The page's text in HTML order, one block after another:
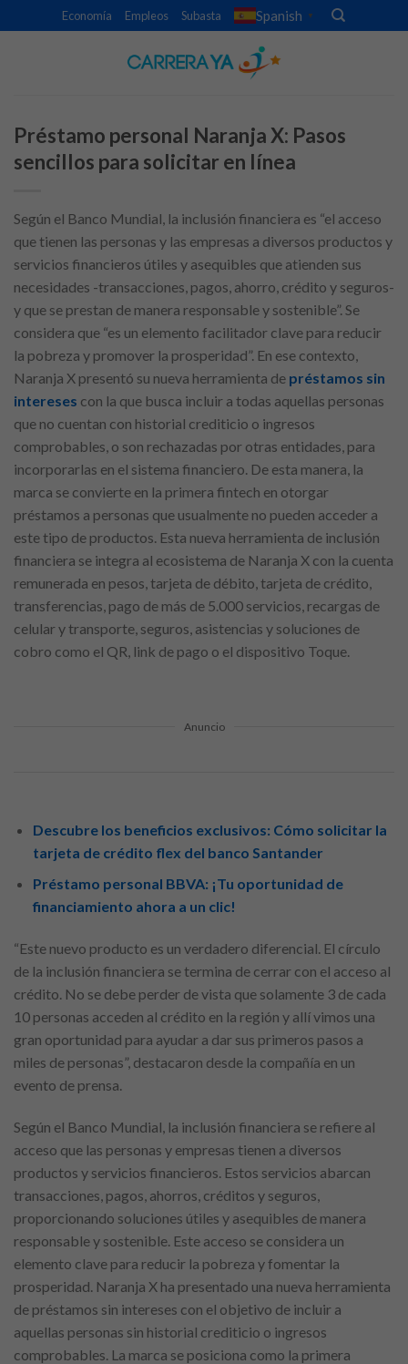
to
Economía Empleos Subasta Spanish ▼
Préstamo personal Naranja X: Pasos
sencillos para solicitar en línea
Según el Banco Mundial, la inclusión financiera es “el acceso
que tienen las personas y las empresas a diversos productos y
servicios financieros útiles y asequibles que atienden sus
necesidades -transacciones, pagos, ahorro, crédito y seguros-
y que se prestan de manera responsable y sostenible”. Se
considera que “es un elemento facilitador clave para reducir
la pobreza y promover la prosperidad”. En ese contexto,
Naranja X presentó su nueva herramienta de préstamos sin
intereses con la que busca incluir a todas aquellas personas
que no cuentan con historial crediticio o ingresos
comprobables, o son rechazadas por otras entidades, para
incorporarlas en el sistema financiero. De esta manera, la
marca se convierte en la primera fintech en otorgar
préstamos a personas que usualmente no pueden acceder a
este tipo de productos. Esta nueva herramienta de inclusión
financiera se integra al ecosistema de Naranja X con la cuenta
remunerada en pesos, tarjeta de débito, tarjeta de crédito,
transferencias, pago de más de 5.000 servicios, recargas de
celular y transporte, seguros, asistencias y soluciones de
cobro como el QR, link de pago o el dispositivo Toque.
Anuncio
Descubre los beneficios exclusivos: Cómo solicitar la
tarjeta de crédito flex del banco Santander
Préstamo personal BBVA: ¡Tu oportunidad de
financiamiento ahora a un clic!
“Este nuevo producto es un verdadero diferencial. El círculo
de la inclusión financiera se termina de cerrar con el acceso al
crédito. No se debe perder de vista que solamente 3 de cada
10 personas acceden al crédito en la región y allí vimos una
gran oportunidad para ayudar a dar sus primeros pasos a
miles de personas”, destacaron desde la compañía en un
evento de prensa.
Según el Banco Mundial, la inclusión financiera se refiere al
acceso que las personas y empresas tienen a diversos
productos y servicios financieros. Estos servicios abarcan
transacciones, pagos, ahorros, créditos y seguros,
proporcionando soluciones útiles y asequibles de manera
responsable y sostenible. Este acceso se considera un
elemento clave para reducir la pobreza y fomentar la
prosperidad. Naranja X ha presentado una nueva herramienta
de préstamos sin intereses con el objetivo de incluir a
aquellas personas sin historial crediticio o ingresos
comprobables. La marca se posiciona como la primera